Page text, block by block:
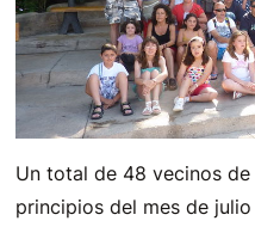
Un total de 48 vecinos de
principios del mes de